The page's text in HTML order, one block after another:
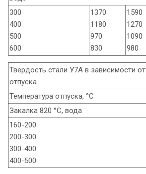
300
400
500
600
1370
1180
970
830
1590
1270
1090
980
Твердость стали У7А в зависимости
отпуска
Температура отпуска, °С
Закалка 820 °С, вода
160-200
200-300
300-400
400-500